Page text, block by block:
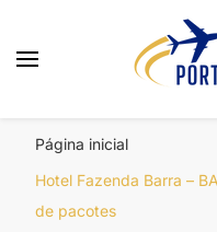
Página inicial
Hotel Fazenda Barra –
de pacotes